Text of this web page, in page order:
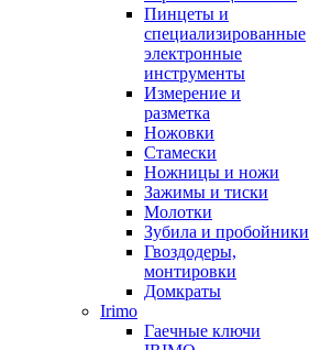
Пинцеты и
специализированные
электронные
инструменты
Измерение и
разметка
Ножовки
Стамески
Ножницы и ножи
Зажимы и тиски
Молотки
Зубила и пробойники
Гвоздодеры,
монтировки
Домкраты
Irimo
Гаечные ключи